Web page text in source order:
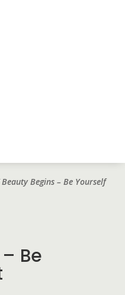
Begins – Be Yourself
Be